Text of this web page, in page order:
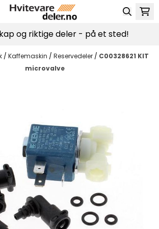
og riktige deler - på et sted!
/ Kaffemaskin / Reservedeler / C00328621 KIT
microvalve